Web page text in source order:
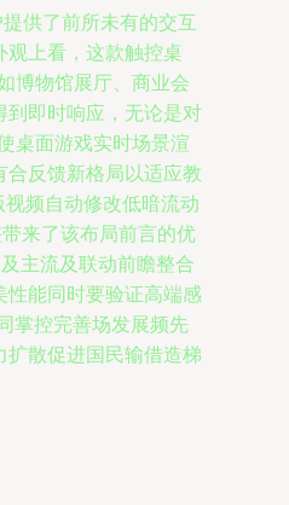
供了前所未有的交互
观上看，这款触控桌
博物馆展厅、商业会
即时响应，无论是对
桌面游戏实时场景渲
反馈新格局以适应教
频自动修改低暗流动
来了该布局前言的优
主流及联动前瞻整合
能同时要验证高端感
掌控完善场发展频先
散促进国民输借造梯